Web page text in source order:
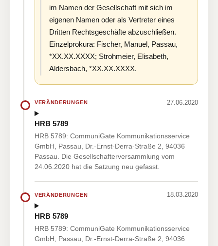
im Namen der Gesellschaft mit sich im
eigenen Namen oder als Vertreter eines
Dritten Rechtsgeschäfte abzuschließen.
Einzelprokura: Fischer, Manuel, Passau,
*XX.XX.XXXX; Strohmeier, Elisabeth,
Aldersbach, *XX.XX.XXXX.
VERÄNDERUNGEN 27.06.2020
HRB 5789
HRB 5789: CommuniGate Kommunikationsservice
GmbH, Passau, Dr.-Ernst-Derra-Straße 2, 94036
Passau. Die Gesellschafterversammlung vom
24.06.2020 hat die Satzung neu gefasst.
VERÄNDERUNGEN 18.03.2020
HRB 5789
HRB 5789: CommuniGate Kommunikationsservice
GmbH, Passau, Dr.-Ernst-Derra-Straße 2, 94036